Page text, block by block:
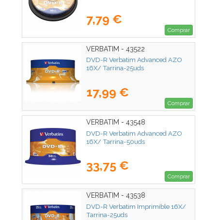
7,79 €
Comprar
VERBATIM - 43522
DVD-R Verbatim Advanced AZO
16X/ Tarrina-25uds
17,99 €
Comprar
VERBATIM - 43548
DVD-R Verbatim Advanced AZO
16X/ Tarrina-50uds
33,75 €
Comprar
VERBATIM - 43538
DVD-R Verbatim Imprimible 16X/
Tarrina-25uds